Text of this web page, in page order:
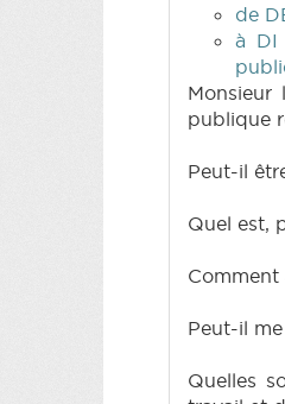
de
à DI
Monsieur
publique
Peut-il
Quel est,
Peut-il
Quelles